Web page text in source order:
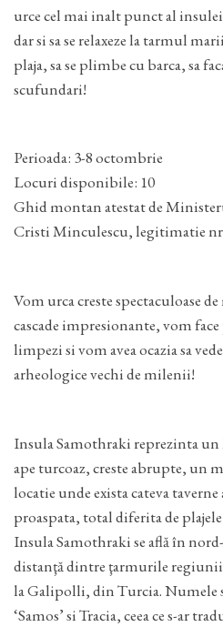
urce cel mai inalt punct al
dar si sa se relaxeze la tarmul
plaja, sa se plimbe cu barca, sa
scufundari!
Perioada: 3-8 octombrie
Locuri disponibile: 10
Ghid montan atestat de
Cristi Minculescu, legitimatie
Vom urca creste spectaculoase
cascade impresionante, vom
limpezi si vom avea ocazia sa
arheologice vechi de milenii!
Insula Samothraki reprezinta un
ape turcoaz, creste abrupte, un
locatie unde exista cateva
proaspata, total diferita de
Insula Samothraki se află în
distanţă dintre ţarmurile regiunii
la Galipolli, din Turcia. Numele
‘Samos’ si Tracia, ceea ce s-ar